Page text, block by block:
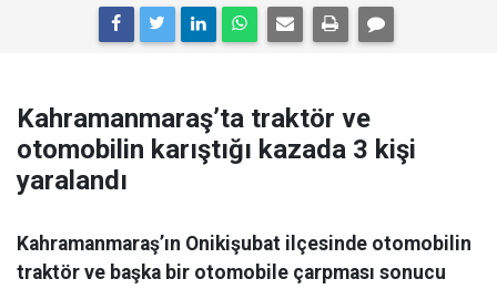
Kahramanmaraş’ta traktör ve
otomobilin karıştığı kazada 3 kişi
yaralandı
Kahramanmaraş’ın Onikişubat ilçesinde otomobilin
traktör ve başka bir otomobile çarpması sonucu